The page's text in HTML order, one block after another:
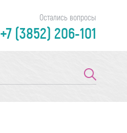
Остались вопросы
+7 (3852) 206-101